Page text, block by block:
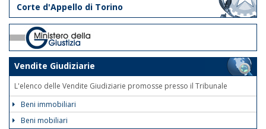
Corte d'Appello di Torino
Vendite Giudiziarie
L'elenco delle Vendite Giudiziarie promosse presso il Tribunale
Beni immobiliari
Beni mobiliari